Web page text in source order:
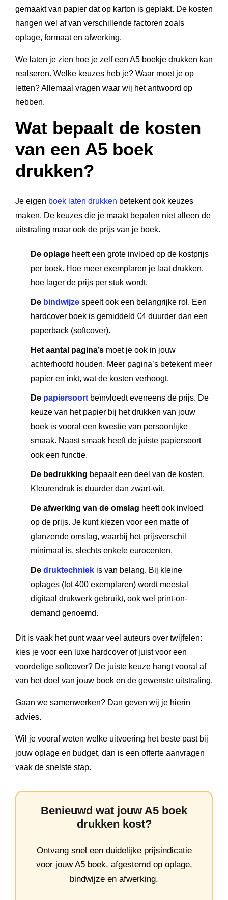
gemaakt van papier dat op karton is geplakt. De kosten
hangen wel af van verschillende factoren zoals
oplage, formaat en afwerking.
We laten je zien hoe je zelf een A5 boekje drukken kan
realseren. Welke keuzes heb je? Waar moet je op
letten? Allemaal vragen waar wij het antwoord op
hebben.
Wat bepaalt de kosten
van een A5 boek
drukken?
Je eigen boek laten drukken betekent ook keuzes
maken. De keuzes die je maakt bepalen niet alleen de
uitstraling maar ook de prijs van je boek.
De oplage heeft een grote invloed op de kostprijs
per boek. Hoe meer exemplaren je laat drukken,
hoe lager de prijs per stuk wordt.
De bindwijze speelt ook een belangrijke rol. Een
hardcover boek is gemiddeld €4 duurder dan een
paperback (softcover).
Het aantal pagina’s moet je ook in jouw
achterhoofd houden. Meer pagina’s betekent meer
papier en inkt, wat de kosten verhoogt.
De papiersoort beïnvloedt eveneens de prijs. De
keuze van het papier bij het drukken van jouw
boek is vooral een kwestie van persoonlijke
smaak. Naast smaak heeft de juiste papiersoort
ook een functie.
De bedrukking bepaalt een deel van de kosten.
Kleurendruk is duurder dan zwart-wit.
De afwerking van de omslag heeft ook invloed
op de prijs. Je kunt kiezen voor een matte of
glanzende omslag, waarbij het prijsverschil
minimaal is, slechts enkele eurocenten.
De druktechniek is van belang. Bij kleine
oplages (tot 400 exemplaren) wordt meestal
digitaal drukwerk gebruikt, ook wel print-on-
demand genoemd.
Dit is vaak het punt waar veel auteurs over twijfelen:
kies je voor een luxe hardcover of juist voor een
voordelige softcover? De juiste keuze hangt vooral af
van het doel van jouw boek en de gewenste uitstraling.
Gaan we samenwerken? Dan geven wij je hierin
advies.
Wil je vooraf weten welke uitvoering het beste past bij
jouw oplage en budget, dan is een offerte aanvragen
vaak de snelste stap.
Benieuwd wat jouw A5 boek
drukken kost?
Ontvang snel een duidelijke prijsindicatie
voor jouw A5 boek, afgestemd op oplage,
bindwijze en afwerking.